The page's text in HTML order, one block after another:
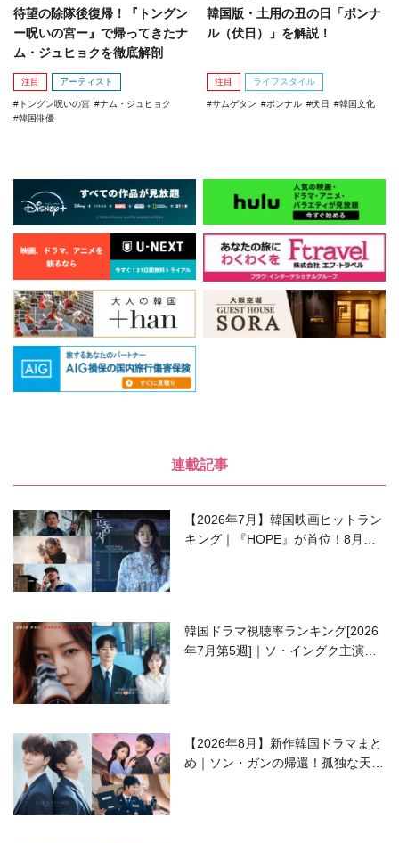
待望の除隊後復帰！『トングン
ー呪いの宮ー』で帰ってきたナ
ム・ジュヒョクを徹底解剖
注目 アーティスト
トングン呪いの宮
ナム・ジュヒョク
韓国俳優
韓国版・土用の丑の日「ポンナ
ル（伏日）」を解説！
注目 ライフスタイル
サムゲタン ポンナル 伏日 韓国文化
連載記事
【2026年7月】韓国映画ヒットラン
キング｜『HOPE』が首位！8月公
韓国ドラマ視聴率ランキング[2026
年7月第5週]｜ソ・イングク主演の
【2026年8月】新作韓国ドラマまと
め｜ソン・ガンの帰還！孤独な天才